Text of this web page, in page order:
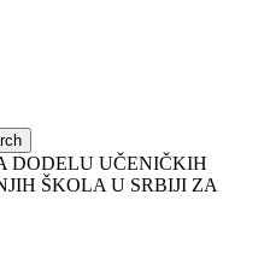
DODELU UČENIČKIH
ŠKOLA U SRBIJI ZA